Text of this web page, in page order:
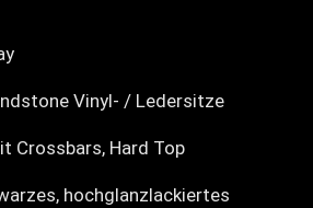
Vinyl- / Ledersitze
Crossbars, Hard Top
hochglanzlackiertes